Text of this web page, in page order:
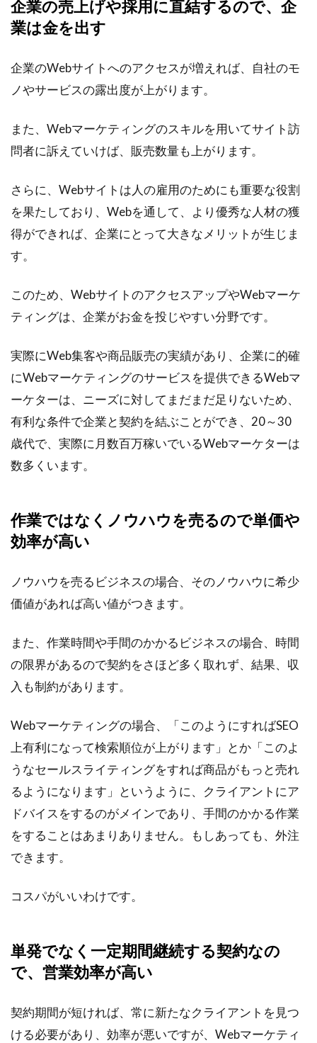
企業の売上げや採用に直結するので、企
業は金を出す
企業のWebサイトへのアクセスが増えれば、自社のモ
ノやサービスの露出度が上がります。
また、Webマーケティングのスキルを用いてサイト訪
問者に訴えていけば、販売数量も上がります。
さらに、Webサイトは人の雇用のためにも重要な役割
を果たしており、Webを通して、より優秀な人材の獲
得ができれば、企業にとって大きなメリットが生じま
す。
このため、WebサイトのアクセスアップやWebマーケ
ティングは、企業がお金を投じやすい分野です。
実際にWeb集客や商品販売の実績があり、企業に的確
にWebマーケティングのサービスを提供できるWebマ
ーケターは、ニーズに対してまだまだ足りないため、
有利な条件で企業と契約を結ぶことができ、20～30
歳代で、実際に月数百万稼いでいるWebマーケターは
数多くいます。
作業ではなくノウハウを売るので単価や
効率が高い
ノウハウを売るビジネスの場合、そのノウハウに希少
価値があれば高い値がつきます。
また、作業時間や手間のかかるビジネスの場合、時間
の限界があるので契約をさほど多く取れず、結果、収
入も制約があります。
Webマーケティングの場合、「このようにすればSEO
上有利になって検索順位が上がります」とか「このよ
うなセールスライティングをすれば商品がもっと売れ
るようになります」というように、クライアントにア
ドバイスをするのがメインであり、手間のかかる作業
をすることはあまりありません。もしあっても、外注
できます。
コスパがいいわけです。
単発でなく一定期間継続する契約なの
で、営業効率が高い
契約期間が短ければ、常に新たなクライアントを見つ
ける必要があり、効率が悪いですが、Webマーケティ